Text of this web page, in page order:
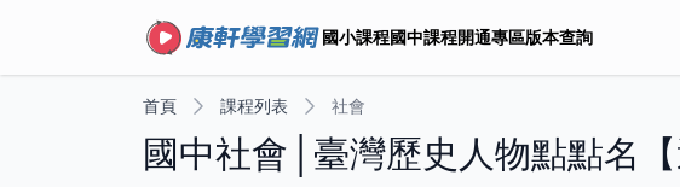
國小課程國中課程開通專區版本查詢
首頁 課程列表 社會
國中社會│臺灣歷史人物點點名